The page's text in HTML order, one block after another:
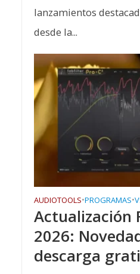
lanzamientos
desde la...
AUDIOTOOLS•PROGRAMAS•
Actualización
2026:
descarga